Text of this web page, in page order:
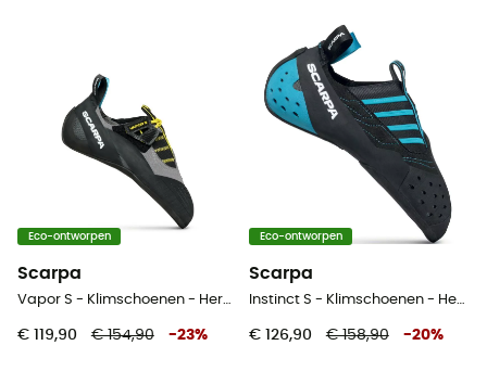
Eco-ontworpen
Scarpa
Vapor S - Klimschoenen - Heren
€ 119,90 € 154,90 -23%
Eco-ontworpen
Scarpa
Instinct S - Klimschoenen - Heren
€ 126,90 € 158,90 -20%